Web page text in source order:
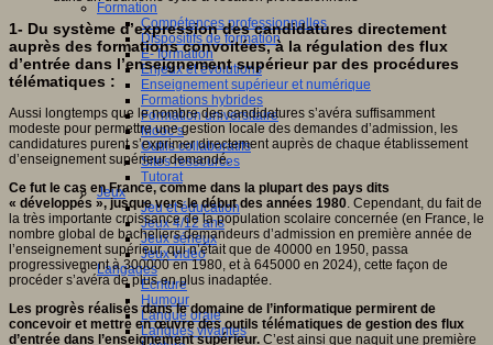
Formation
Compétences professionnelles
Dispositifs de formation
E- formation
Enjeux et évolutions
Enseignement supérieur et numérique
Formations hybrides
Formation universitaire
Mooc’s
Outils collaboratifs
Sites ressources
Tutorat
Jeux
Jeu et éducation
Jeux 4/12 ans
Jeux sérieux
Jeux vidéo
Langages
Ecriture
Humour
Langue orale
Langues vivantes
1- Du système d’expression des candidatures directement
auprès des formations convoitées, à la régulation des flux
d’entrée dans l’enseignement supérieur par des procédures
télématiques :
Aussi longtemps que le nombre des candidatures s’avéra suffisamment
modeste pour permettre une gestion locale des demandes d’admission, les
candidatures purent s’exprimer directement auprès de chaque établissement
d’enseignement supérieur demandé.
Ce fut le cas en France, comme dans la plupart des pays dits
« développés », jusque vers le début des années 1980. Cependant, du fait de
la très importante croissance de la population scolaire concernée (en France, le
nombre global de bacheliers demandeurs d’admission en première année de
l’enseignement supérieur, qui n’était que de 40000 en 1950, passa
progressivement à 300000 en 1980, et à 645000 en 2024), cette façon de
procéder s’avéra de plus en plus inadaptée.
Les progrès réalisés dans le domaine de l’informatique permirent de
concevoir et mettre en œuvre des outils télématiques de gestion des flux
d’entrée dans l’enseignement supérieur. C’est ainsi que naquit une première